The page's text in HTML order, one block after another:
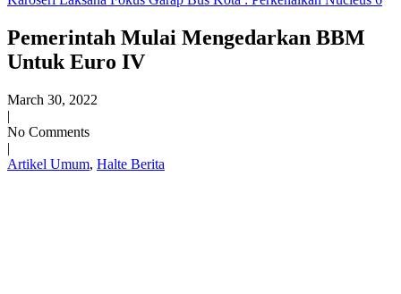
Pemerintah Mulai Mengedarkan BBM
Untuk Euro IV
March 30, 2022
|
No Comments
|
Artikel Umum, Halte Berita